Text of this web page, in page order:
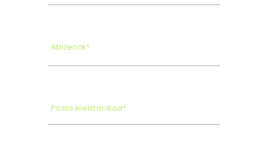
Abizenak*
Posta elektronikoa*